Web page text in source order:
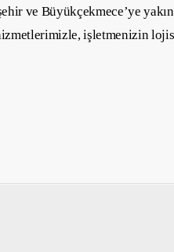
ve Büyükçekmece’ye
işletmenizin